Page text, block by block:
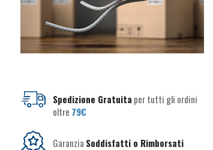
Spedizione Gratuita per tutti gli ordini
oltre 79€
Garanzia Soddisfatti o Rimborsati